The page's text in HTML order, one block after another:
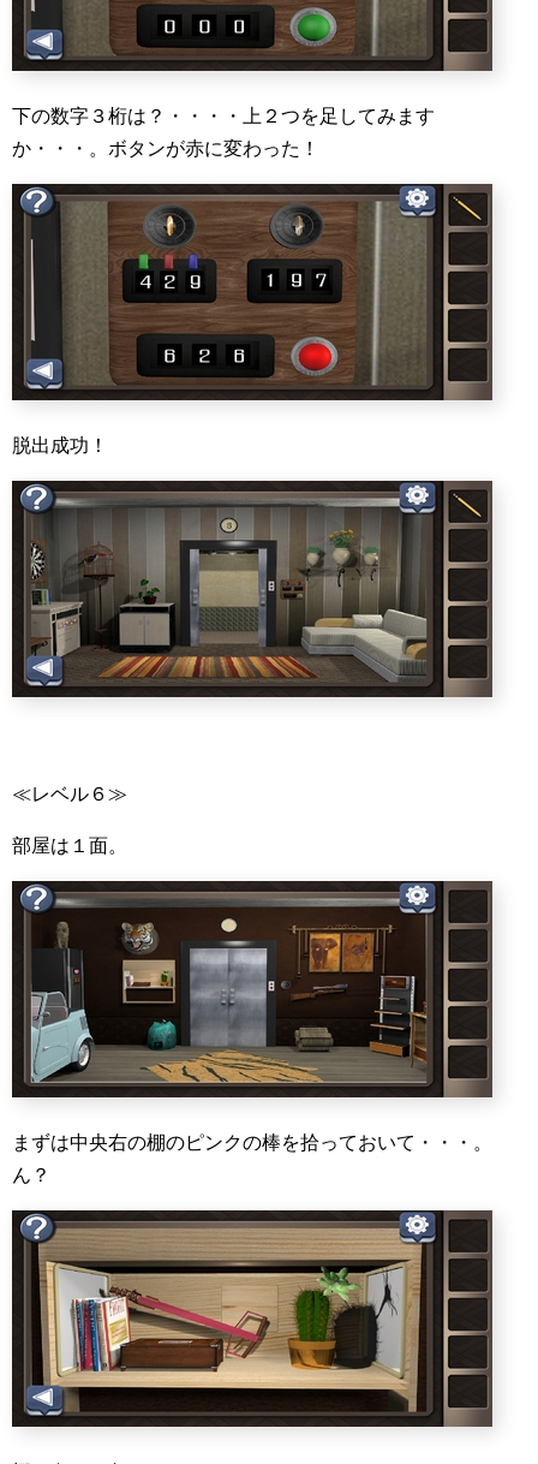
下の数字３桁は？・・・・上２つを足してみます
か・・・。ボタンが赤に変わった！
脱出成功！
≪レベル６≫
部屋は１面。
まずは中央右の棚のピンクの棒を拾っておいて・・・。
ん？